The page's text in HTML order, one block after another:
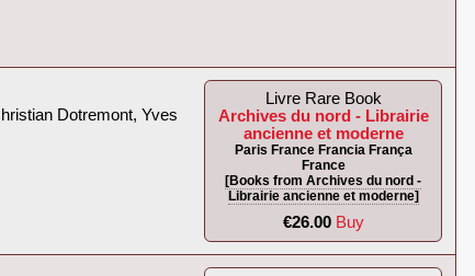
Dotremont, Yves
Livre Rare Book
Archives du nord - Librairie
ancienne et moderne
Paris France Francia França
France
[Books from Archives du nord -
Librairie ancienne et moderne]
€26.00 Buy